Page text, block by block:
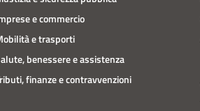
e commercio
e trasporti
benessere e assistenza
finanze e contravvenzioni